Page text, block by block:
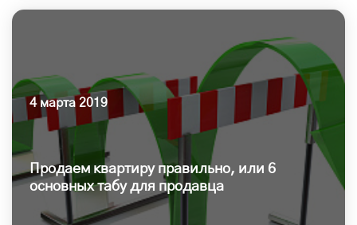
4 марта 2019
Продаем квартиру правильно, или 6
основных табу для продавца